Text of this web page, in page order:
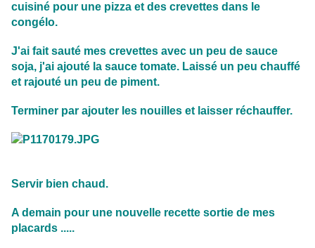
cuisiné pour une pizza et des crevettes dans le
congélo.
J'ai fait sauté mes crevettes avec un peu de sauce
soja, j'ai ajouté la sauce tomate. Laissé un peu chauffé
et rajouté un peu de piment.
Terminer par ajouter les nouilles et laisser réchauffer.
Servir bien chaud.
A demain pour une nouvelle recette sortie de mes
placards .....